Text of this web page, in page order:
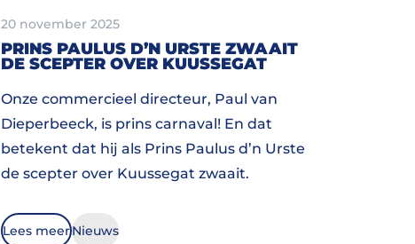
20 november 2025
PRINS PAULUS D’N URSTE ZWAAIT
DE SCEPTER OVER KUUSSEGAT
Onze commercieel directeur, Paul van
Dieperbeeck, is prins carnaval! En dat
betekent dat hij als Prins Paulus d’n Urste
de scepter over Kuussegat zwaait.
Lees meerNieuws